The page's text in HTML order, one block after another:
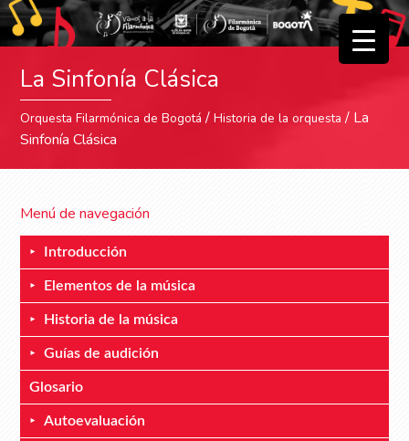
La Sinfonía Clásica
Orquesta Filarmónica de Bogotá /Historia de la orquesta / La
Sinfonía Clásica
Menú de navegación
Introducción
Elementos de la música
Historia de la música
Guías de audición
Glosario
Autoevaluación